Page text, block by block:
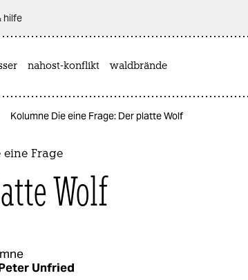
hilfe
nahost-konflikt waldbrände
Kolumne Die eine Frage: Der platte Wolf
eine Frage
Wolf
Unfried